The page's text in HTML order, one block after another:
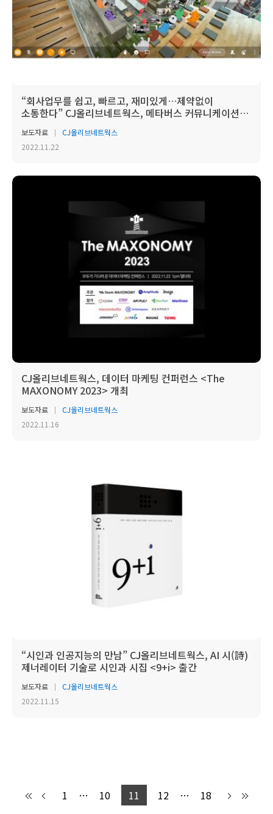
“회사업무를 쉽고, 빠르고, 재미있게…제약없이
소통한다” CJ올리브네트웍스, 메타버스 커뮤니케이션
보도자료
CJ올리브네트웍스
2022.11.22
CJ올리브네트웍스, 데이터 마케팅 컨퍼런스 <The
MAXONOMY 2023> 개최
보도자료
CJ올리브네트웍스
2022.11.16
“시인과 인공지능의 만남” CJ올리브네트웍스, AI 시(詩)
제너레이터 기술로 시인과 시집 <9+i> 출간
보도자료
CJ올리브네트웍스
2022.11.15
1 … 10 11 12 … 18